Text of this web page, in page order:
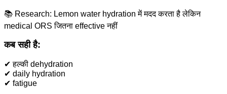
📚 Research: Lemon water hydration में मदद करता है लेकिन
medical ORS जितना effective नहीं
कब सही है:
✔ हल्की dehydration
✔ daily hydration
✔ fatigue